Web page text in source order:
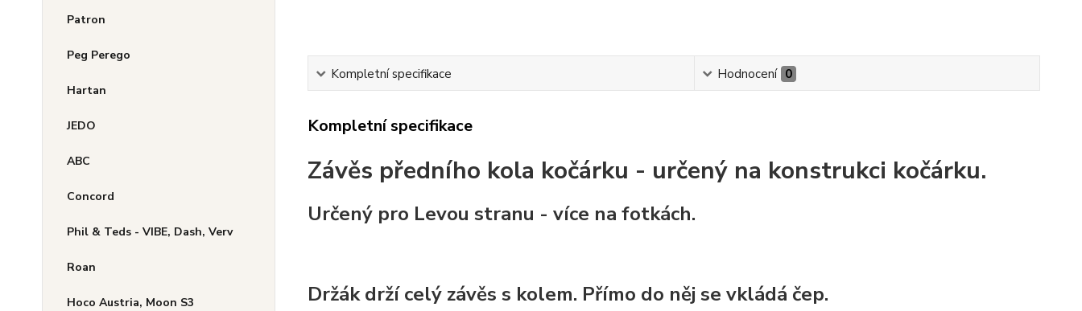
Patron
Peg Perego
Hartan
JEDO
ABC
Concord
Phil & Teds - VIBE, Dash, Verv
Roan
Hoco Austria, Moon S3
Kompletní specifikace Hodnocení 0
Kompletní specifikace
Závěs předního kola kočárku - určený na konstrukci kočárku.
Určený pro Levou stranu - více na fotkách.
Držák drží celý závěs s kolem. Přímo do něj se vkládá čep.